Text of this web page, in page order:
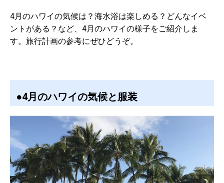
4月のハワイの気候は？海水浴は楽しめる？どんなイベ
ントがある？など、4月のハワイの様子をご紹介しま
す。旅行計画の参考にぜひどうぞ。
●4月のハワイの気候と服装